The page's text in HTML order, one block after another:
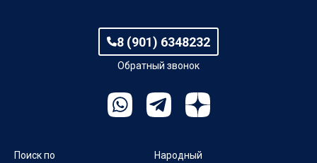
8 (901) 6348232
Обратный звонок
Поиск по
Народный